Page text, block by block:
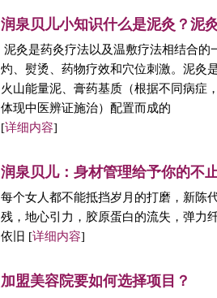
润泉贝儿小知识什么是泥灸？泥
泥灸是药灸疗法以及温敷疗法相结合的
灼、熨烫、药物疗效和穴位刺激。泥灸
火山能量泥、膏药基质（根据不同病症
体现中医辨证施治）配置而成的
[详细内容]
润泉贝儿：身材管理给予你的不
每个女人都不能抵挡岁月的打磨，新陈
残，地心引力，胶原蛋白的流失，弹力
依旧 [详细内容]
加盟美容院要如何选择项目？